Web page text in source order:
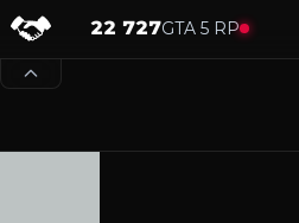
22 727GTA 5 RP